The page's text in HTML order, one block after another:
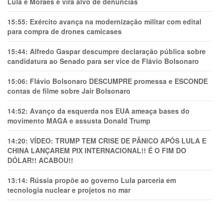
15:55: Exército avança na modernização militar com edital
para compra de drones camicases
15:44: Alfredo Gaspar descumpre declaração pública sobre
candidatura ao Senado para ser vice de Flávio Bolsonaro
15:06: Flávio Bolsonaro DESCUMPRE promessa e ESCONDE
contas de filme sobre Jair Bolsonaro
14:52: Avanço da esquerda nos EUA ameaça bases do
movimento MAGA e assusta Donald Trump
14:20: VÍDEO: TRUMP TEM CRlSE DE PÂNlCO APÓS LULA E
CHINA LANÇAREM PIX INTERNACIONAL!! É O FIM DO
DÓLAR!! ACABOU!!
13:14: Rússia propõe ao governo Lula parceria em
tecnologia nuclear e projetos no mar